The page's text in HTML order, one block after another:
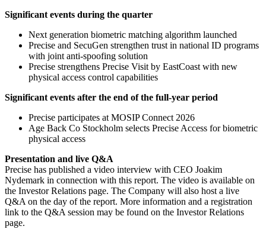
Significant events during the quarter
Next generation biometric matching algorithm launched
Precise and SecuGen strengthen trust in national ID programs
with joint anti-spoofing solution
Precise strengthens Precise Visit by EastCoast with new
physical access control capabilities
Significant events after the end of the full-year period
Precise participates at MOSIP Connect 2026
Age Back Co Stockholm selects Precise Access for biometric
physical access
Presentation and live Q&A
Precise has published a video interview with CEO Joakim
Nydemark in connection with this report. The video is available on
the Investor Relations page. The Company will also host a live
Q&A on the day of the report. More information and a registration
link to the Q&A session may be found on the Investor Relations
page.